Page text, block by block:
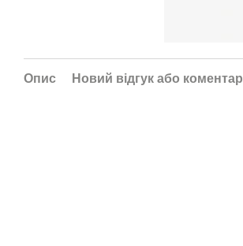
Опис Новий відгук або коментар